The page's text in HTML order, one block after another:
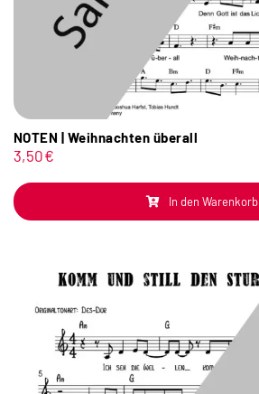
NOTEN | Weihnachten überall
3,50€
In den Warenkorb